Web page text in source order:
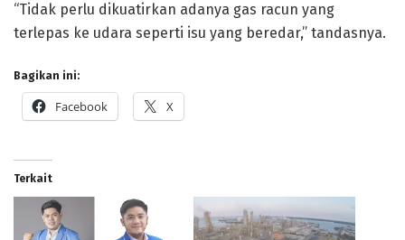
“Tidak perlu dikuatirkan adanya gas racun yang
terlepas ke udara seperti isu yang beredar,” tandasnya.
Bagikan ini:
Facebook X
Terkait